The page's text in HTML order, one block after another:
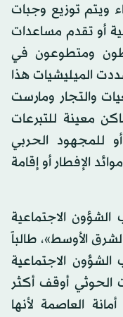
ويتم توزيع وجبات
أو تقدم مساعدات
ومتطوعون في
الميليشيات هذا
والتجار ومارست
معينة للتبرعات
أو للمجهود الحربي
الإفطار أو إقامة
الاجتماعية
الأوسط»، طالباً
الاجتماعية
الحوثي أوقف أكثر
العاصمة لأنها